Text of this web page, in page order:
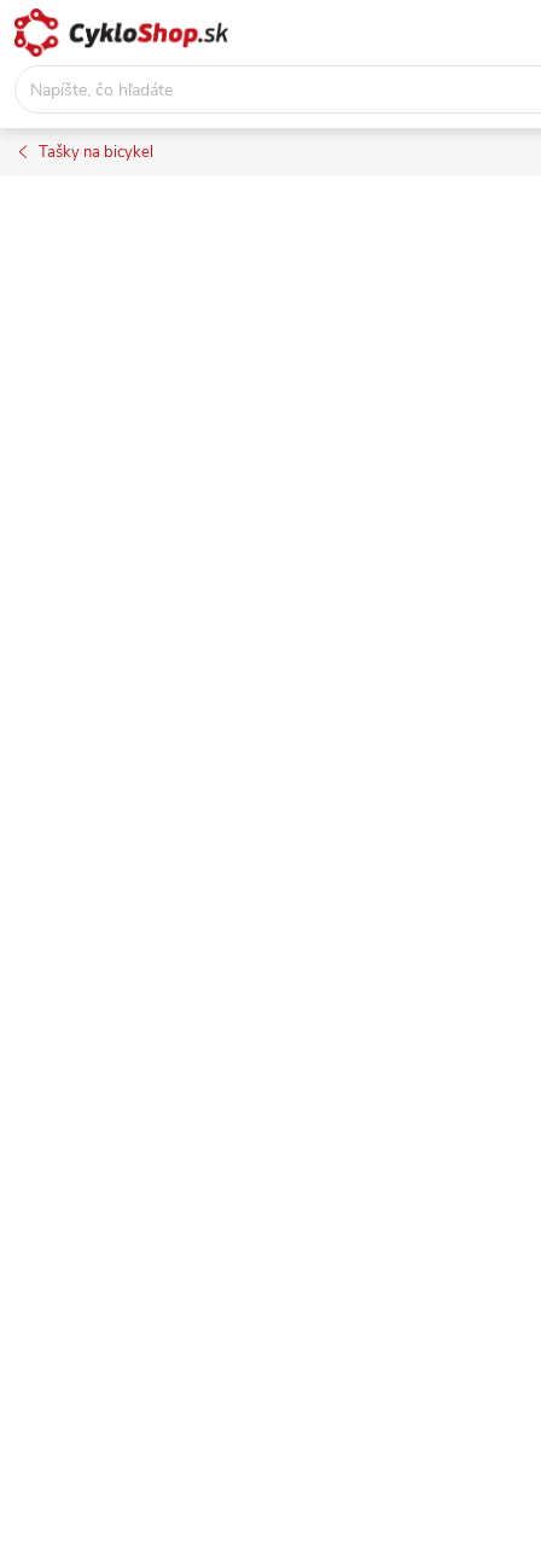
Prejsť
na
obsah
Tašky na bicykel